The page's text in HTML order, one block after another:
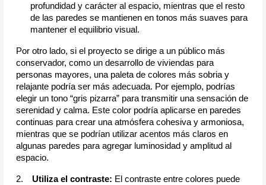
profundidad y carácter al espacio, mientras que el resto
de las paredes se mantienen en tonos más suaves para
mantener el equilibrio visual.
Por otro lado, si el proyecto se dirige a un público más
conservador, como un desarrollo de viviendas para
personas mayores, una paleta de colores más sobria y
relajante podría ser más adecuada. Por ejemplo, podrías
elegir un tono “gris pizarra” para transmitir una sensación de
serenidad y calma. Este color podría aplicarse en paredes
continuas para crear una atmósfera cohesiva y armoniosa,
mientras que se podrían utilizar acentos más claros en
algunas paredes para agregar luminosidad y amplitud al
espacio.
2. Utiliza el contraste: El contraste entre colores puede